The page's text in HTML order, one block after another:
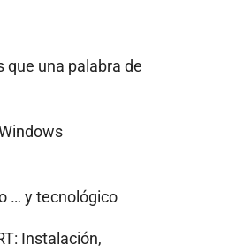
que una palabra de
… y tecnológico
Instalación,